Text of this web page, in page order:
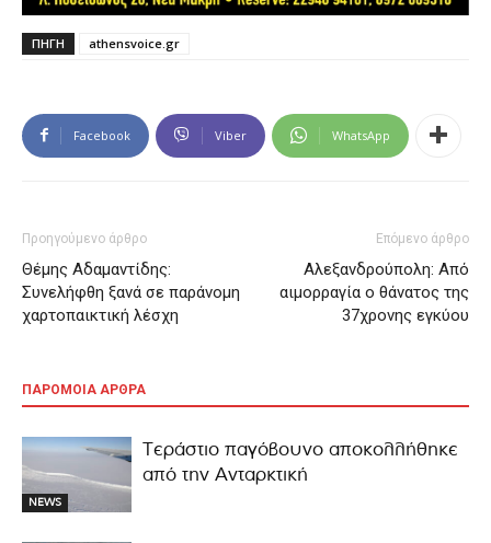
ΠΗΓΗ athensvoice.gr
Facebook Viber WhatsApp
Προηγούμενο άρθρο
Θέμης Αδαμαντίδης:
Συνελήφθη ξανά σε παράνομη
χαρτοπαικτική λέσχη
Επόμενο άρθρο
Αλεξανδρούπολη: Από
αιμορραγία ο θάνατος της
37χρονης εγκύου
ΠΑΡΟΜΟΙΑ ΑΡΘΡΑ
NEWS
Τεράστιο παγόβουνο αποκολλήθηκε
από την Ανταρκτική